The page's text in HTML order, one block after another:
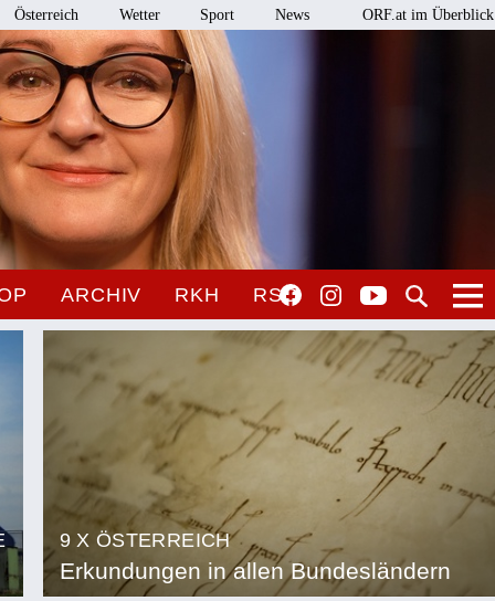
Österreich Wetter Sport News ORF.at im Überblick
ARCHIV RKH RSO
9 X ÖSTERREICH
Erkundungen in allen Bundesländern